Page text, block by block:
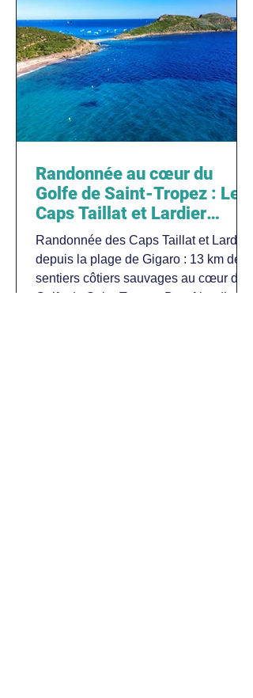
Randonnée au cœur du
Golfe de Saint-Tropez : Les
Caps Taillat et Lardier
depuis la plage de Gigaro
Randonnée des Caps Taillat et Lardier
depuis la plage de Gigaro : 13 km de
sentiers côtiers sauvages au cœur du
Golfe de Saint-Tropez. Dog-friendly,